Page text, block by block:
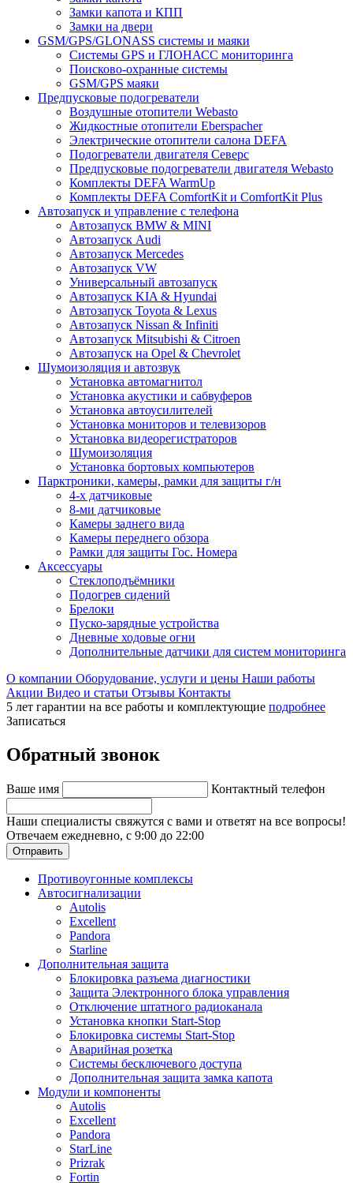
Замки капота и КПП
Замки на двери
GSM/GPS/GLONASS системы и маяки
Системы GPS и ГЛОНАСС мониторинга
Поисково-охранные системы
GSM/GPS маяки
Предпусковые подогреватели
Воздушные отопители Webasto
Жидкостные отопители Eberspacher
Электрические отопители салона DEFA
Подогреватели двигателя Северс
Предпусковые подогреватели двигателя Webasto
Комплекты DEFA WarmUp
Комплекты DEFA ComfortKit и ComfortKit Plus
Автозапуск и управление с телефона
Автозапуск BMW & MINI
Автозапуск Audi
Автозапуск Mercedes
Автозапуск VW
Универсальный автозапуск
Автозапуск KIA & Hyundai
Автозапуск Toyota & Lexus
Автозапуск Nissan & Infiniti
Автозапуск Mitsubishi & Citroen
Автозапуск на Opel & Chevrolet
Шумоизоляция и автозвук
Установка автомагнитол
Установка акустики и сабвуферов
Установка автоусилителей
Установка мониторов и телевизоров
Установка видеорегистраторов
Шумоизоляция
Установка бортовых компьютеров
Парктроники, камеры, рамки для защиты г/н
4-х датчиковые
8-ми датчиковые
Камеры заднего вида
Камеры переднего обзора
Рамки для защиты Гос. Номера
Аксессуары
Стеклоподъёмники
Подогрев сидений
Брелоки
Пуско-зарядные устройства
Дневные ходовые огни
Дополнительные датчики для систем мониторинга
О компании Оборудование, услуги и цены Наши работы
Акции Видео и статьи Отзывы Контакты
5 лет гарантии на все работы и комплектующие подробнее
Записаться
Обратный звонок
Ваше имя Контактный телефон
Наши специалисты свяжутся с вами и ответят на все вопросы!
Отвечаем ежедневно, с 9:00 до 22:00
Отправить
Противоугонные комплексы
Автосигнализации
Autolis
Excellent
Pandora
Starline
Дополнительная защита
Блокировка разъема диагностики
Защита Электронного блока управления
Отключение штатного радиоканала
Установка кнопки Start-Stop
Блокировка системы Start-Stop
Аварийная розетка
Системы бесключевого доступа
Дополнительная защита замка капота
Модули и компоненты
Autolis
Excellent
Pandora
StarLine
Prizrak
Fortin